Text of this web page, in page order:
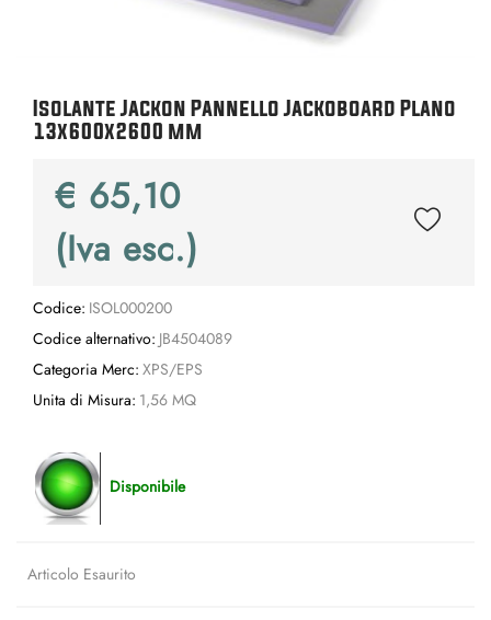
Isolante Jackon Pannello Jackoboard Plano
13x600x2600 mm
€ 65,10
(Iva esc.)
Codice: ISOL000200
Codice alternativo: JB4504089
Categoria Merc: XPS/EPS
Unita di Misura: 1,56 MQ
Disponibile
Articolo Esaurito